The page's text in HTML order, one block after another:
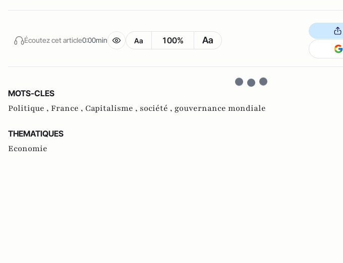
Écoutez cet article0:00min Aa 100% Aa
MOTS-CLES
Politique , France , Capitalisme , société , gouvernance mondiale
THEMATIQUES
Economie